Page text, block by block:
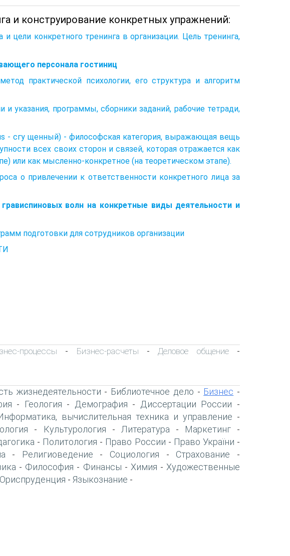
и конструирование конкретных упражнений:
цели конкретного тренинга в организации. Цель тренинга,
персонала гостиниц
практической психологии, его структура и алгоритм
указания, программы, сборники заданий, рабочие тетради,
- cгy щенный) - философская категория, выражающая вещь
всех своих сторон и связей, которая отражается как
или как мысленно-конкретное (на теоретическом этапе).
о привлечении к ответственности конкретного лица за
волн на конкретные виды деятельности и
подготовки для сотрудников организации
процессы - Бизнес-расчеты - Деловое общение-
жизнедеятельности - Библиотечное дело - Бизнес -
- Геология - Демография - Диссертации России -
вычислительная техника и управление -
- Культурология - Литература - Маркетинг-
- Политология - Право России - Право України -
- Религиоведение - Социология - Страхование -
- Философия - Финансы - Химия - Художественные
- Языкознание -